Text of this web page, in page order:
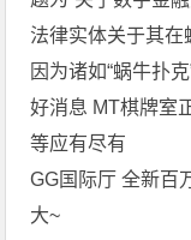
法律实体关于其在
因为诸如“蜗牛扑
好消息 MT棋牌室
等应有尽有
GG国际厅 全新百
大~